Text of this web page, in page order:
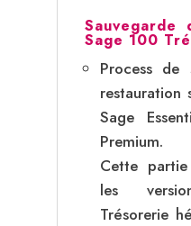
Sauvegarde
Sage 100
Process de
restauration
Sage
Premium.
Cette
les
Trésorerie